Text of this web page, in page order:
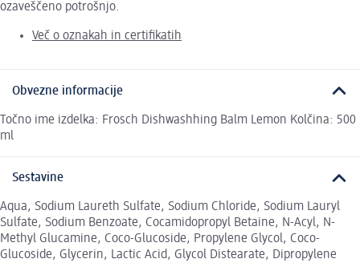
ozaveščeno potrošnjo.
Več o oznakah in certifikatih
Obvezne informacije
Točno ime izdelka: Frosch Dishwashhing Balm Lemon Kolčina: 500
ml
Sestavine
Aqua, Sodium Laureth Sulfate, Sodium Chloride, Sodium Lauryl
Sulfate, Sodium Benzoate, Cocamidopropyl Betaine, N-Acyl, N-
Methyl Glucamine, Coco-Glucoside, Propylene Glycol, Coco-
Glucoside, Glycerin, Lactic Acid, Glycol Distearate, Dipropylene